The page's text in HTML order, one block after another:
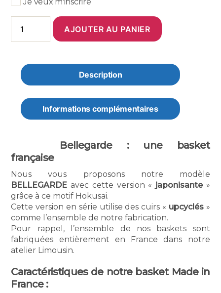
Basket
Hokusai
Bleu
Orange
AJOUTER AU PANIER
Description
Informations complémentaires
Bellegarde : une basket
française
Nous vous proposons notre modèle
BELLEGARDE avec cette version « japonisante»
grâce à ce motif Hokusai.
Cette version en série utilise des cuirs « upcyclés»
comme l’ensemble de notre fabrication.
Pour rappel, l’ensemble de nos baskets sont
fabriquées entièrement en France dans notre
atelier Limousin.
Caractéristiques de notre basket Made in
France :